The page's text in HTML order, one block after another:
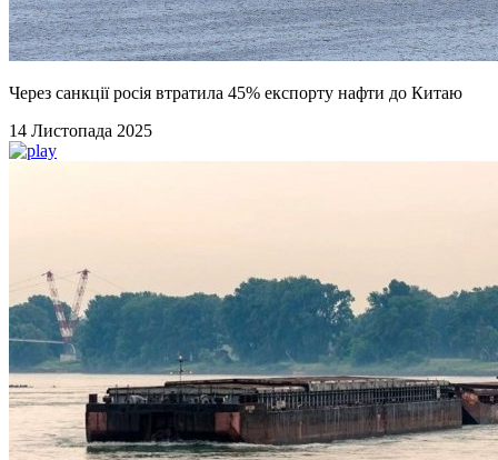
Через санкції росія втратила 45% експорту нафти до Китаю
14 Листопада 2025